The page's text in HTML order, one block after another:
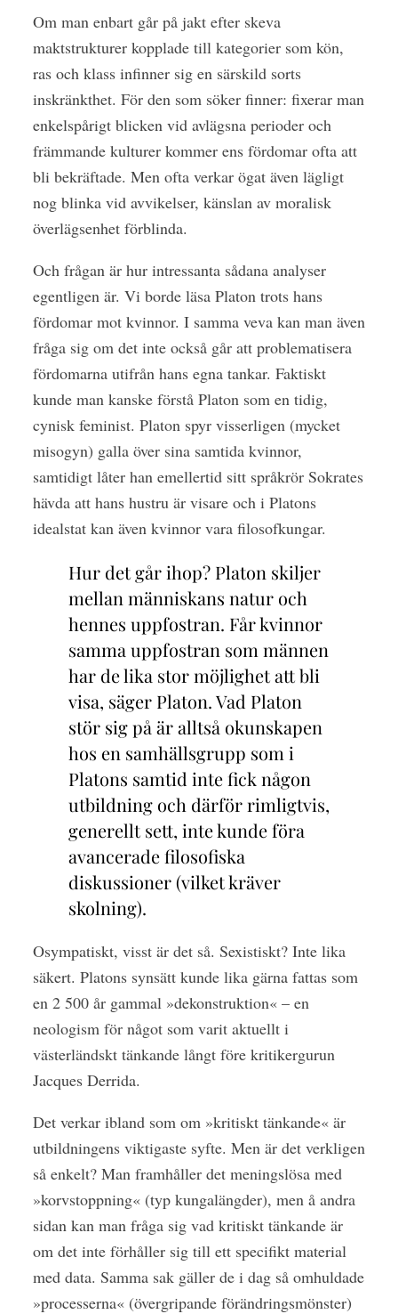
Om man enbart går på jakt efter skeva
maktstrukturer kopplade till kategorier som kön,
ras och klass infinner sig en särskild sorts
inskränkthet. För den som söker finner: fixerar man
enkelspårigt blicken vid avlägsna perioder och
främmande kulturer kommer ens fördomar ofta att
bli bekräftade. Men ofta verkar ögat även lägligt
nog blinka vid avvikelser, känslan av moralisk
överlägsenhet förblinda.
Och frågan är hur intressanta sådana analyser
egentligen är. Vi borde läsa Platon trots hans
fördomar mot kvinnor. I samma veva kan man även
fråga sig om det inte också går att problematisera
fördomarna utifrån hans egna tankar. Faktiskt
kunde man kanske förstå Platon som en tidig,
cynisk feminist. Platon spyr visserligen (mycket
misogyn) galla över sina samtida kvinnor,
samtidigt låter han emellertid sitt språkrör Sokrates
hävda att hans hustru är visare och i Platons
idealstat kan även kvinnor vara filosofkungar.
Hur det går ihop? Platon skiljer
mellan människans natur och
hennes uppfostran. Får kvinnor
samma uppfostran som männen
har de lika stor möjlighet att bli
visa, säger Platon. Vad Platon
stör sig på är alltså okunskapen
hos en samhällsgrupp som i
Platons samtid inte fick någon
utbildning och därför rimligtvis,
generellt sett, inte kunde föra
avancerade filosofiska
diskussioner (vilket kräver
skolning).
Osympatiskt, visst är det så. Sexistiskt? Inte lika
säkert. Platons synsätt kunde lika gärna fattas som
en 2 500 år gammal »dekonstruktion« – en
neologism för något som varit aktuellt i
västerländskt tänkande långt före kritikergurun
Jacques Derrida.
Det verkar ibland som om »kritiskt tänkande« är
utbildningens viktigaste syfte. Men är det verkligen
så enkelt? Man framhåller det meningslösa med
»korvstoppning« (typ kungalängder), men å andra
sidan kan man fråga sig vad kritiskt tänkande är
om det inte förhåller sig till ett specifikt material
med data. Samma sak gäller de i dag så omhuldade
»processerna« (övergripande förändringsmönster)